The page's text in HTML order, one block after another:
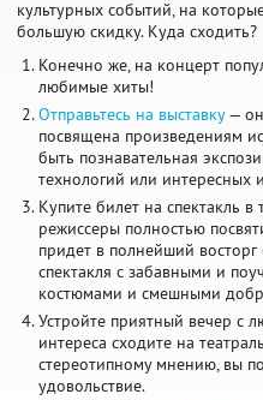
культурных событий, на
большую скидку. Куда сходить?
Конечно же, на концерт
любимые хиты!
Отправьтесь на выставку—
посвящена произведениям
быть познавательная
технологий или интересных
Купите билет на спектакль в
режиссеры полностью
придет в полнейший восторг
спектакля с забавными и
костюмами и смешными
Устройте приятный вечер с
интереса сходите на
стереотипному мнению, вы
удовольствие.